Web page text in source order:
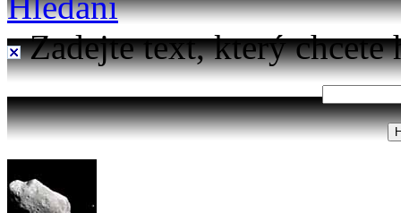
Zadejte text, který chcete